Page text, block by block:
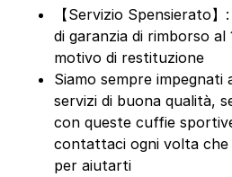
【Servizio Spensierato
di garanzia di rimborso al
motivo di restituzione
Siamo sempre
servizi di buona qualità,
con queste cuffie
contattaci ogni volta che
per aiutarti